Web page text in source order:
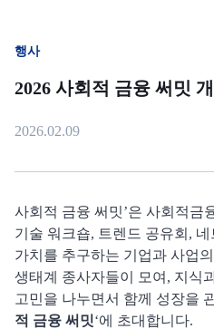
행사
2026 사회적 금융 써밋
2026.02.09
사회적 금융 써밋’은 사회적금
기술 워크숍, 트렌드 공유회,
가치를 추구하는 기업과 사업
생태계 종사자들이 모여, 지식
고민을 나누면서 함께 성장을
적 금융 써밋‘에 초대합니다.